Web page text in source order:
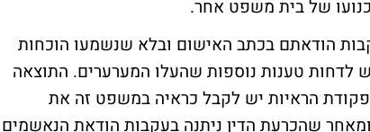
של בית משפט אחר.
הודאתם בכתב האישום ובלא שנשמעו הוכחות
42א. נוסף על כך, יש לדחות טענות נוספות שהעלו המערערים. התוצאה
מכל האמור לעיל היא שמכוח סעיף 42א לפקודת הראיות יש לקבל כראיה במשפט זה את
שהכרעת הדין ניתנה בעקבות הודאת הנאשמים